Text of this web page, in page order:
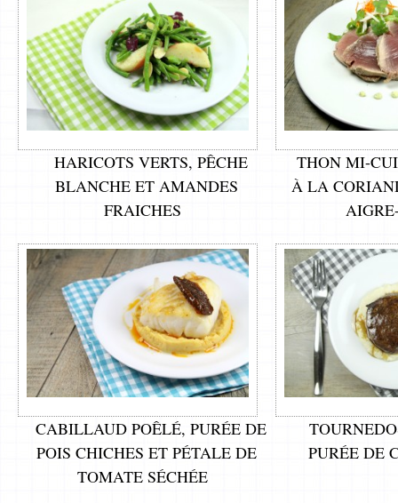
HARICOTS VERTS, PÊCHE
BLANCHE ET AMANDES
FRAICHES
THON MI-
À LA
CABILLAUD POÊLÉ, PURÉE DE
POIS CHICHES ET PÉTALE DE
TOMATE SÉCHÉE
PURÉE DE